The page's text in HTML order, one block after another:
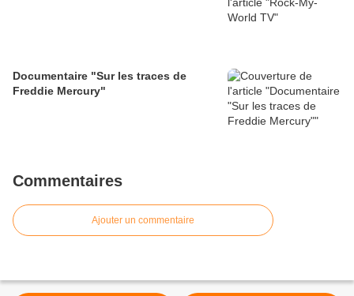
Documentaire "Sur les traces de
Freddie Mercury"
Commentaires
Ajouter un commentaire